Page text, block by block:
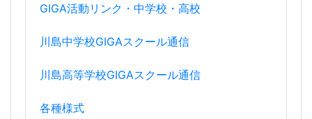
GIGA活動リンク・中学校・高校
川島中学校GIGAスクール通信
川島高等学校GIGAスクール通信
各種様式